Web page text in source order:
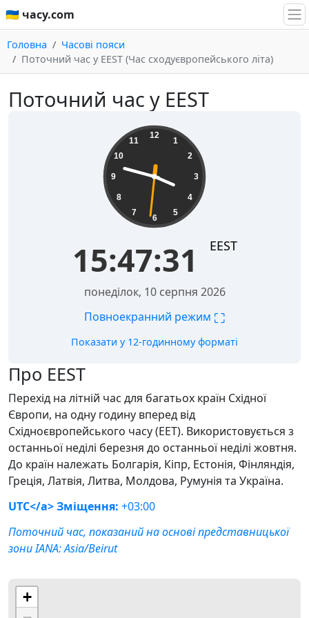
🇺🇦 часу.com
Головна
Часові пояси
Поточний час у EEST (Час сходуєвропейського літа)
Поточний час у EEST
12
1
2
3
4
5
6
7
8
9
10
11
15:47:31 EEST
понеділок, 10 серпня 2026
Повноекранний режим ⛶
Показати у 12-годинному форматі
Про EEST
Перехід на літній час для багатьох країн Східної
Європи, на одну годину вперед від
Східноєвропейського часу (EET). Використовується з
останньої неділі березня до останньої неділі жовтня.
До країн належать Болгарія, Кіпр, Естонія, Фінляндія,
Греція, Латвія, Литва, Молдова, Румунія та Україна.
UTC</a> Зміщення: +03:00
Поточний час, показаний на основі представницької
зони IANA:Asia/Beirut
+